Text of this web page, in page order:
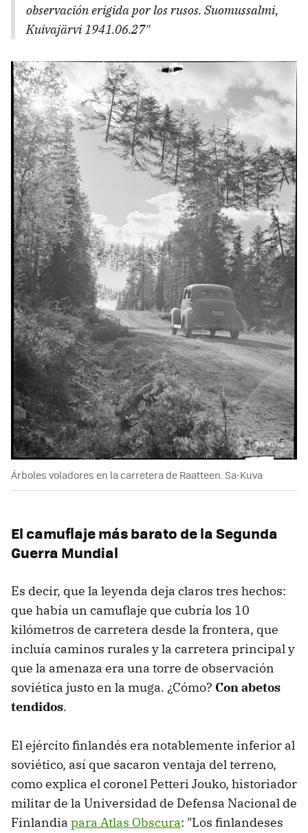
observación erigida por los rusos. Suomussalmi,
Kuivajärvi 1941.06.27"
Árboles voladores en la carretera de Raatteen. Sa-Kuva
El camuflaje más barato de la Segunda
Guerra Mundial
Es decir, que la leyenda deja claros tres hechos:
que había un camuflaje que cubría los 10
kilómetros de carretera desde la frontera, que
incluía caminos rurales y la carretera principal y
que la amenaza era una torre de observación
soviética justo en la muga. ¿Cómo? Con abetos
tendidos.
El ejército finlandés era notablemente inferior al
soviético, así que sacaron ventaja del terreno,
como explica el coronel Petteri Jouko, historiador
militar de la Universidad de Defensa Nacional de
Finlandia para Atlas Obscura: "Los finlandeses